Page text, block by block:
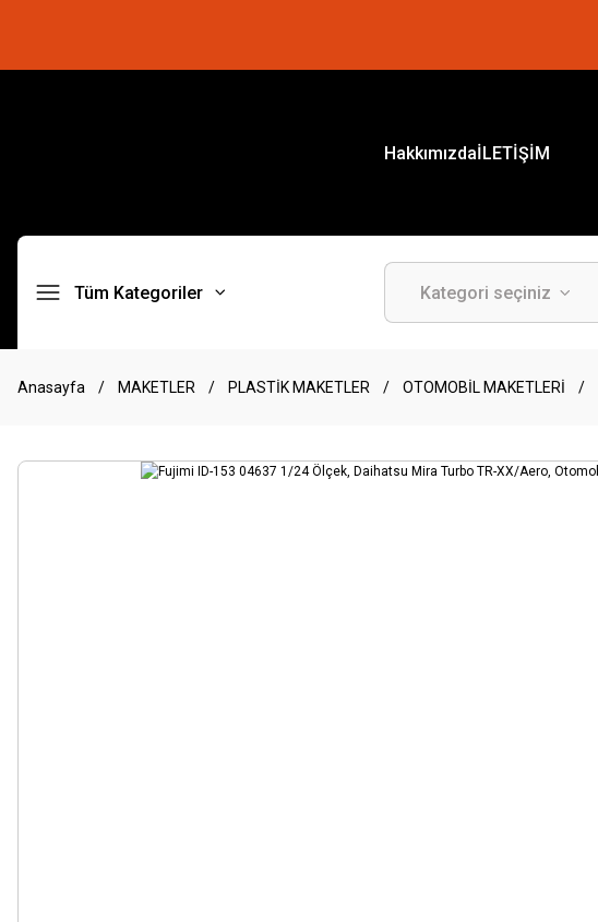
HakkımızdaİLETİŞİM
Tüm Kategoriler
Anasayfa MAKETLER PLASTİK MAKETLER OTOMOBİL MAKETLERİ